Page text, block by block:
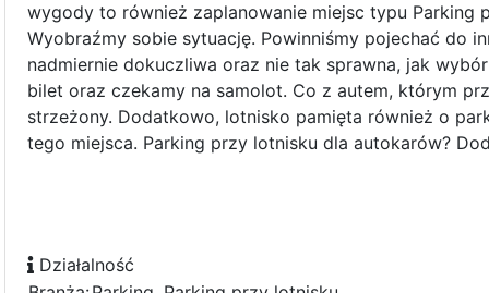
wygody to również zaplanowanie miejsc typu Parking
Wyobraźmy sobie sytuację. Powinniśmy pojechać do
nadmiernie dokuczliwa oraz nie tak sprawna, jak
bilet oraz czekamy na samolot. Co z autem, którym
strzeżony. Dodatkowo, lotnisko pamięta również o
tego miejsca. Parking przy lotnisku dla autokarów?
Działalność